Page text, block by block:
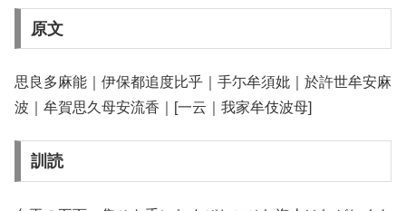
原文
思良多麻能｜伊保都追度比乎｜手尓牟須妣｜於許世牟安麻
波｜牟賀思久母安流香｜[一云｜我家牟伎波母]
訓読